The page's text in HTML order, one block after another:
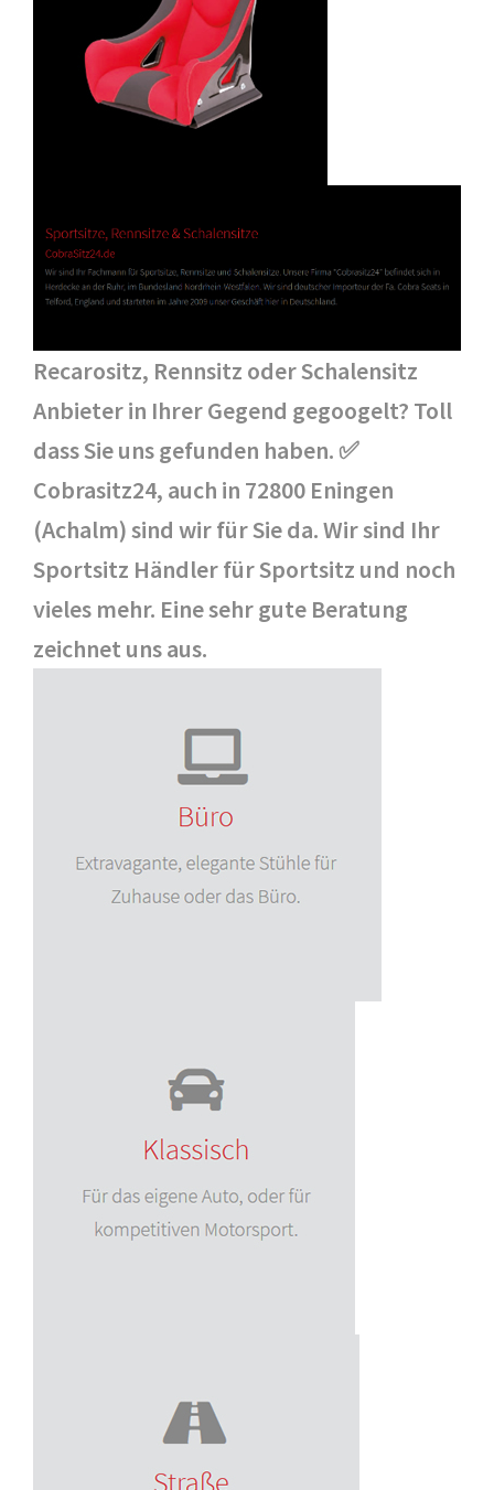
Recarositz, Rennsitz oder Schalensitz
Anbieter in Ihrer Gegend gegoogelt? Toll
dass Sie uns gefunden haben. ✅
Cobrasitz24, auch in 72800 Eningen
(Achalm) sind wir für Sie da. Wir sind Ihr
Sportsitz Händler für Sportsitz und noch
vieles mehr. Eine sehr gute Beratung
zeichnet uns aus.